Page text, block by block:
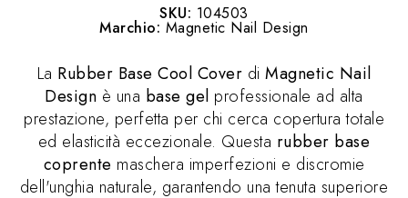
SKU: 104503
Marchio: Magnetic Nail Design
La Rubber Base Cool Cover di Magnetic Nail
Design è una base gel professionale ad alta
prestazione, perfetta per chi cerca copertura totale
ed elasticità eccezionale. Questa rubber base
coprente maschera imperfezioni e discromie
dell'unghia naturale, garantendo una tenuta superiore